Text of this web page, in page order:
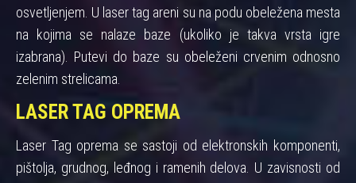
osvetljenjem. U laser tag areni su na podu obeležena mesta
na kojima se nalaze baze (ukoliko je takva vrsta igre
izabrana). Putevi do baze su obeleženi crvenim odnosno
zelenim strelicama.
LASER TAG OPREMA
Laser Tag oprema se sastoji od elektronskih komponenti,
pištolja, grudnog, leđnog i ramenih delova. U zavisnosti od